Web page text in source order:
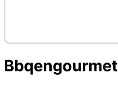
Bbqengourmet